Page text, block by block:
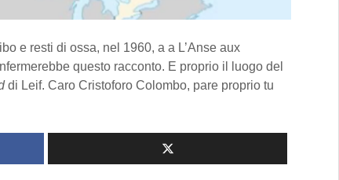
e resti di ossa, nel 1960, a a L’Anse aux
questo racconto. E proprio il luogo del
di Leif. Caro Cristoforo Colombo, pare proprio tu